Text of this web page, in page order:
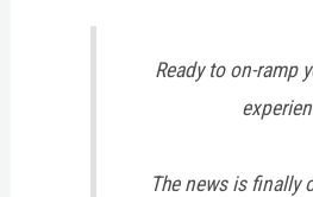
Ready to on-ramp
The news is finally